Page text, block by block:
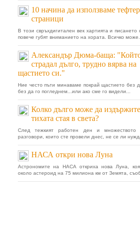
10 начина да използваме
страници
В този свръхдигитален век хартията и писането
повече губят вниманието на хората. Всичко може...
Александър Дюма-баща:
страдал дълго, трудно вярва на
щастието си."
Ние често пъти минаваме покрай щастието без
без да го погледнем...или ако сме го видели...
Колко дълго може да
тихата стая в света?
След тежкият работен ден и множеството
разговори, които сте провели днес, не се ли
НАСА откри нова Луна
Астрономите на НАСА откриха нова Луна,
около астероид на 75 милиона км от Земята,